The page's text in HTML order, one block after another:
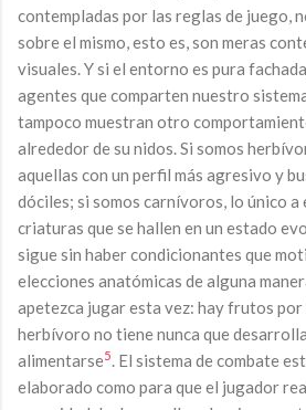
contempladas por las reglas de juego,
sobre el mismo, esto es, son meras
visuales. Y si el entorno es pura
agentes que comparten nuestro
tampoco muestran otro
alrededor de su nidos. Si somos
aquellas con un perfil más agresivo y
dóciles; si somos carnívoros, lo único a
criaturas que se hallen en un estado
sigue sin haber condicionantes que
elecciones anatómicas de alguna
apetezca jugar esta vez: hay frutos por
herbívoro no tiene nunca que
alimentarse5. El sistema de combate
elaborado como para que el jugador